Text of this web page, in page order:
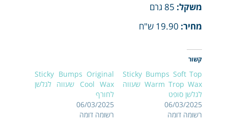
משקל:
מחיר:
קשור
Sticky Bumps Soft Top
Warm Trop Wax שעווה
לגלשן סופט
06/03/2025
רשומה דומה
Sticky Bumps Original
Cool Wax שעווה לגלשן
לחורף
06/03/2025
רשומה דומה